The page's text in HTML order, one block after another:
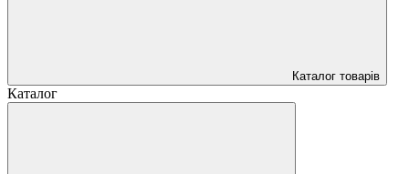
Каталог товарів
Каталог